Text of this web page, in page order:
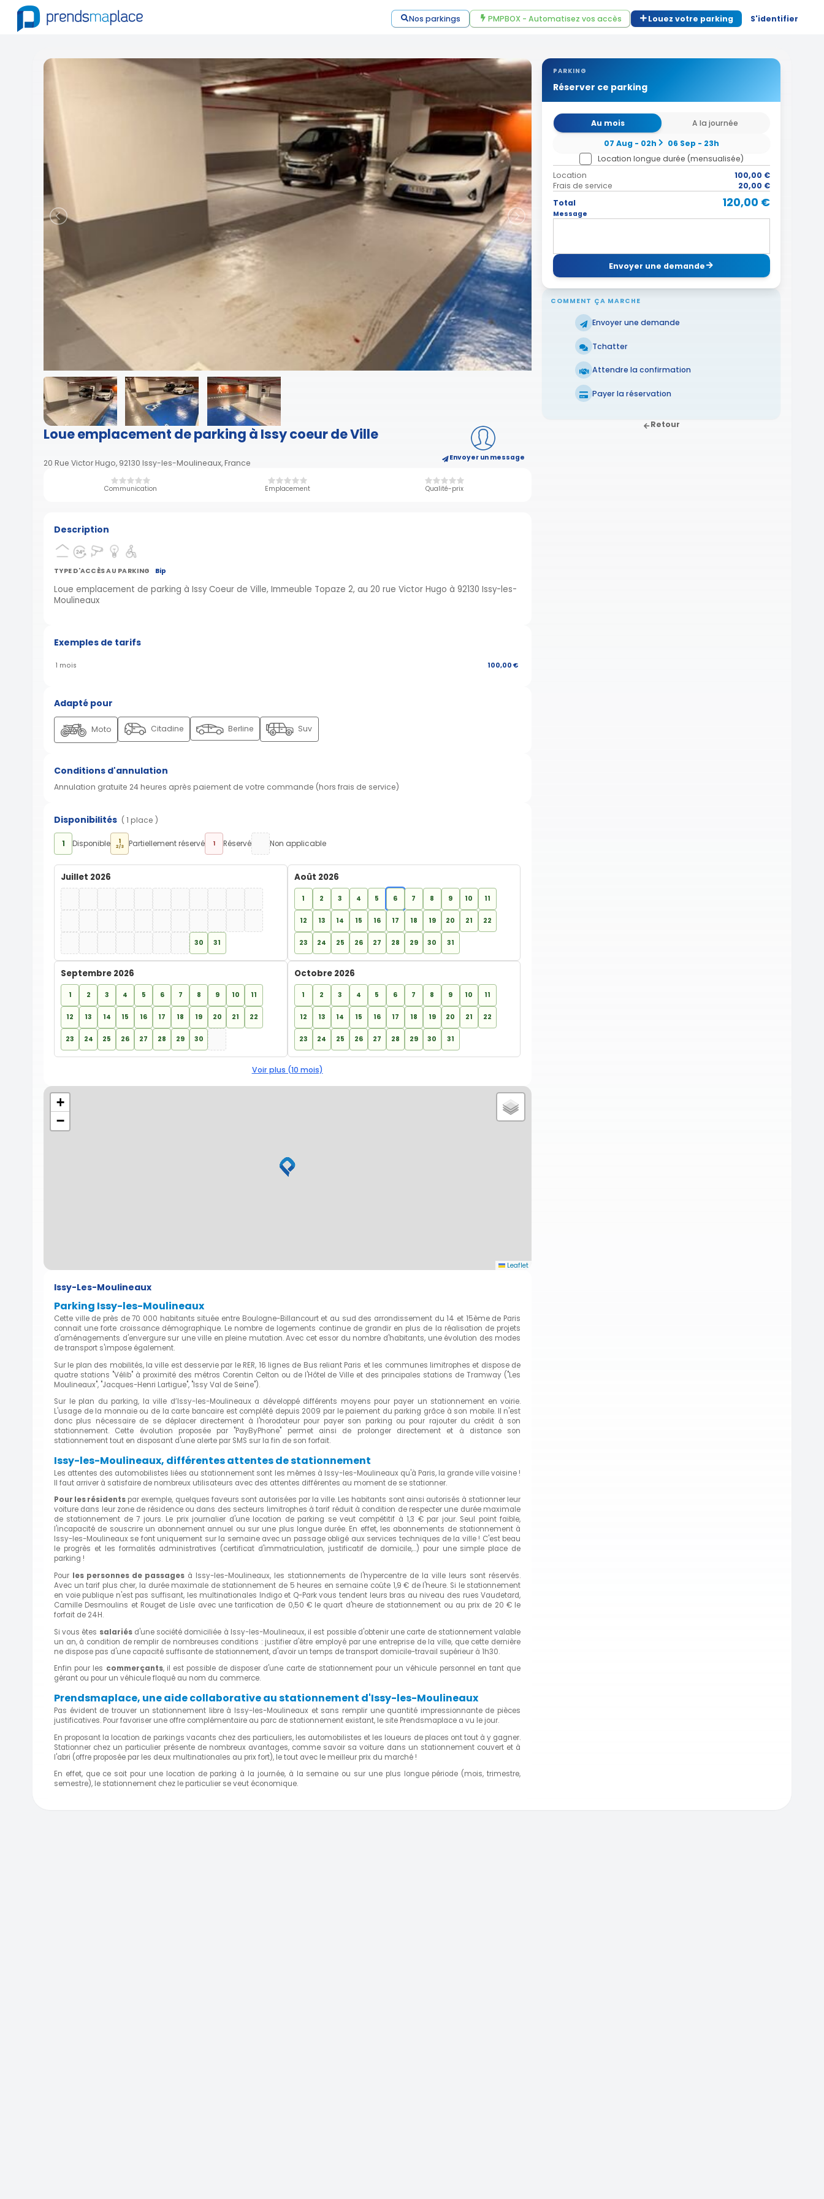
Nos parkings PMPBOX - Automatisez vos accès Louez votre parking S'identifier
Loue emplacement de parking à Issy coeur de Ville
20 Rue Victor Hugo, 92130 Issy-les-Moulineaux, France Envoyer un message
Communication Emplacement Qualité-prix
PARKING
Réserver ce parking
Au mois
A la journée
07 Aug - 02h
06 Sep - 23h
Location longue durée (mensualisée)
Location
100,00 €
Frais de service
20,00 €
Total
120,00 €
Message
Envoyer une demande
COMMENT ÇA MARCHE
Envoyer une demande
Tchatter
Attendre la confirmation
Payer la réservation
Retour
Description
TYPE D'ACCÈS AU PARKING Bip
Loue emplacement de parking à Issy Coeur de Ville, Immeuble Topaze 2, au 20 rue Victor Hugo à 92130 Issy-les-
Moulineaux
Exemples de tarifs
1 mois 100,00 €
Adapté pour
Moto Citadine Berline Suv
Conditions d'annulation
Annulation gratuite 24 heures après paiement de votre commande (hors frais de service)
Disponibilités ( 1 place )
1 Disponible 1
2/3 Partiellement réservé 1 Réservé Non applicable
Juillet 2026
30 31
Août 2026
1 2 3 4 5 6 7 8 9 10 11
12 13 14 15 16 17 18 19 20 21 22
23 24 25 26 27 28 29 30 31
Septembre 2026
1 2 3 4 5 6 7 8 9 10 11
12 13 14 15 16 17 18 19 20 21 22
23 24 25 26 27 28 29 30
Octobre 2026
1 2 3 4 5 6 7 8 9 10 11
12 13 14 15 16 17 18 19 20 21 22
23 24 25 26 27 28 29 30 31
Voir plus (10 mois)
+
−
Leaflet
Issy-Les-Moulineaux
Parking Issy-les-Moulineaux
Cette ville de près de 70 000 habitants située entre Boulogne-Billancourt et au sud des arrondissement du 14 et 15ème de Paris
connait une forte croissance démographique. Le nombre de logements continue de grandir en plus de la réalisation de projets
d'aménagements d'envergure sur une ville en pleine mutation. Avec cet essor du nombre d'habitants, une évolution des modes
de transport s'impose également.
Sur le plan des mobilités, la ville est desservie par le RER, 16 lignes de Bus reliant Paris et les communes limitrophes et dispose de
quatre stations "Vélib" à proximité des métros Corentin Celton ou de l'Hôtel de Ville et des principales stations de Tramway ("Les
Moulineaux", "Jacques-Henri Lartigue", "Issy Val de Seine").
Sur le plan du parking, la ville d’Issy-les-Moulineaux a développé différents moyens pour payer un stationnement en voirie.
L'usage de la monnaie ou de la carte bancaire est complété depuis 2009 par le paiement du parking grâce à son mobile. Il n'est
donc plus nécessaire de se déplacer directement à l'horodateur pour payer son parking ou pour rajouter du crédit à son
stationnement. Cette évolution proposée par "PayByPhone" permet ainsi de prolonger directement et à distance son
stationnement tout en disposant d'une alerte par SMS sur la fin de son forfait.
Issy-les-Moulineaux, différentes attentes de stationnement
Les attentes des automobilistes liées au stationnement sont les mêmes à Issy-les-Moulineaux qu'à Paris, la grande ville voisine !
Il faut arriver à satisfaire de nombreux utilisateurs avec des attentes différentes au moment de se stationner.
Pour les résidents par exemple, quelques faveurs sont autorisées par la ville. Les habitants sont ainsi autorisés à stationner leur
voiture dans leur zone de résidence ou dans des secteurs limitrophes à tarif réduit à condition de respecter une durée maximale
de stationnement de 7 jours. Le prix journalier d'une location de parking se veut compétitif à 1,3 € par jour. Seul point faible,
l'incapacité de souscrire un abonnement annuel ou sur une plus longue durée. En effet, les abonnements de stationnement à
Issy-les-Moulineaux se font uniquement sur la semaine avec un passage obligé aux services techniques de la ville ! C'est beau
le progrès et les formalités administratives (certificat d'immatriculation, justificatif de domicile,...) pour une simple place de
parking !
Pour les personnes de passagesà Issy-les-Moulineaux, les stationnements de l'hypercentre de la ville leurs sont réservés.
Avec un tarif plus cher, la durée maximale de stationnement de 5 heures en semaine coûte 1,9 € de l'heure. Si le stationnement
en voie publique n'est pas suffisant, les multinationales Indigo et Q-Park vous tendent leurs bras au niveau des rues Vaudetard,
Camille Desmoulins et Rouget de Lisle avec une tarification de 0,50 € le quart d'heure de stationnement ou au prix de 20 € le
forfait de 24H.
Si vous êtes salariésd'une société domiciliée à Issy-les-Moulineaux, il est possible d'obtenir une carte de stationnement valable
un an, à condition de remplir de nombreuses conditions : justifier d'être employé par une entreprise de la ville, que cette dernière
ne dispose pas d'une capacité suffisante de stationnement, d'avoir un temps de transport domicile-travail supérieur à 1h30.
Enfin pour les commerçants, il est possible de disposer d'une carte de stationnement pour un véhicule personnel en tant que
gérant ou pour un véhicule floqué au nom du commerce.
Prendsmaplace, une aide collaborative au stationnement d'Issy-les-Moulineaux
Pas évident de trouver un stationnement libre à Issy-les-Moulineaux et sans remplir une quantité impressionnante de pièces
justificatives. Pour favoriser une offre complémentaire au parc de stationnement existant, le site Prendsmaplace a vu le jour.
En proposant la location de parkings vacants chez des particuliers, les automobilistes et les loueurs de places ont tout à y gagner.
Stationner chez un particulier présente de nombreux avantages, comme savoir sa voiture dans un stationnement couvert et à
l'abri (offre proposée par les deux multinationales au prix fort), le tout avec le meilleur prix du marché !
En effet, que ce soit pour une location de parking à la journée, à la semaine ou sur une plus longue période (mois, trimestre,
semestre), le stationnement chez le particulier se veut économique.